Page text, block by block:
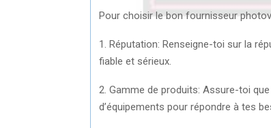
Pour choisir le bon fournisseur
1. Réputation: Renseigne-toi sur la
fiable et sérieux.
2. Gamme de produits: Assure-toi
d’équipements pour répondre à tes